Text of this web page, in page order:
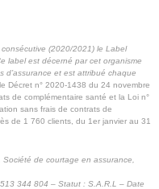
(2020/2021) le Label
label est décerné par cet organisme
et est attribué chaque
Décret n° 2020-1438 du 24 novembre
de complémentaire santé et la Loi n°
sans frais de contrats de
de 1 760 clients, du 1er janvier au 31
de courtage en assurance,
344 804 – Statut : S.A.R.L – Date